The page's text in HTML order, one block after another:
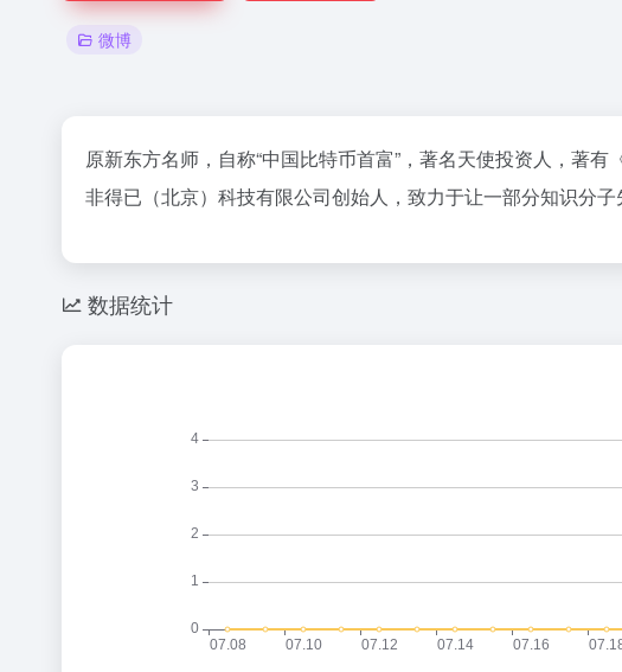
微博
原新东方名师，自称“中国比特币首富”，著名天使投资人，著
非得已（北京）科技有限公司创始人，致力于让一部分知识分
数据统计